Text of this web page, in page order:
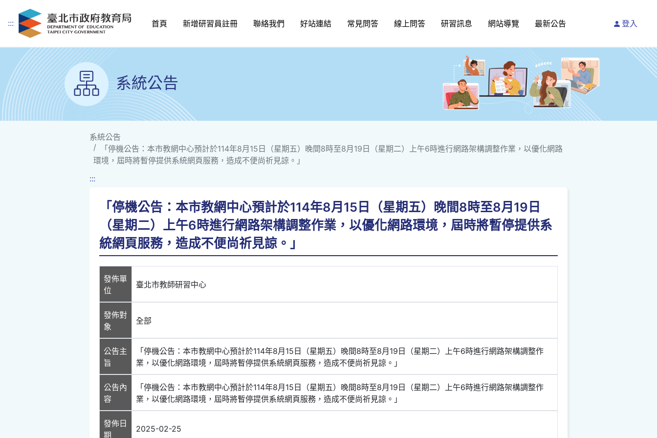
跳到主要內容
::: 首頁 新增研習員註冊 聯絡我們 好站連結 常見問答 線上問答 研習訊息 網站導覽 最新公告 登入
系統公告
系統公告
「停機公告：本市教網中心預計於114年8月15日（星期五）晚間8時至8月19日（星期二）上午6時進行網路架構調整作業，以優化網路
環境，屆時將暫停提供系統網頁服務，造成不便尚祈見諒。」
:::
「停機公告：本市教網中心預計於114年8月15日（星期五）晚間8時至8月19日
（星期二）上午6時進行網路架構調整作業，以優化網路環境，屆時將暫停提供系
統網頁服務，造成不便尚祈見諒。」
發佈單
位
臺北市教師研習中心
發佈對
象
全部
公告主
旨
「停機公告：本市教網中心預計於114年8月15日（星期五）晚間8時至8月19日（星期二）上午6時進行網路架構調整作
業，以優化網路環境，屆時將暫停提供系統網頁服務，造成不便尚祈見諒。」
公告內
容
「停機公告：本市教網中心預計於114年8月15日（星期五）晚間8時至8月19日（星期二）上午6時進行網路架構調整作
業，以優化網路環境，屆時將暫停提供系統網頁服務，造成不便尚祈見諒。」
發佈日
期
2025-02-25